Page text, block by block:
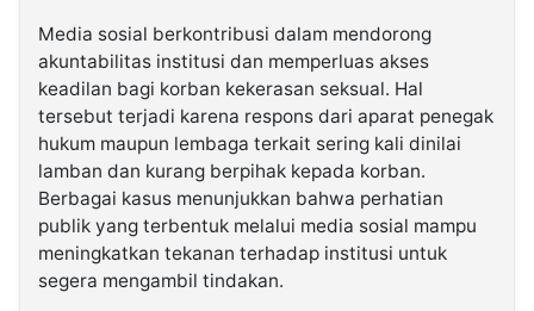
Media sosial berkontribusi dalam mendorong
akuntabilitas institusi dan memperluas akses
keadilan bagi korban kekerasan seksual. Hal
tersebut terjadi karena respons dari aparat penegak
hukum maupun lembaga terkait sering kali dinilai
lamban dan kurang berpihak kepada korban.
Berbagai kasus menunjukkan bahwa perhatian
publik yang terbentuk melalui media sosial mampu
meningkatkan tekanan terhadap institusi untuk
segera mengambil tindakan.